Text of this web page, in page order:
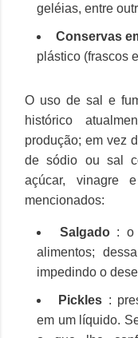
geléias, entre
Conservas
plástico (frascos
O uso de sal e
histórico
produção; em vez
de sódio ou sal
açúcar, vinagre
mencionados:
Salgado: o
alimentos;
impedindo o
Pickles :
em um líquido.